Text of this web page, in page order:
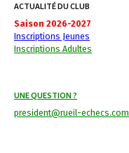
n
a
i
g
ACTUALITÉ DU CLUB
Saison 2026-2027
Inscriptions Jeunes
Inscriptions Adultes
UNE QUESTION ?
president@rueil-echecs.com